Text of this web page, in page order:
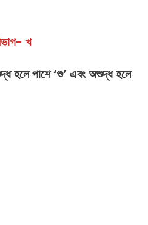
খ
হলে পাশে ‘শু’ এবং অশুদ্ধ হলে